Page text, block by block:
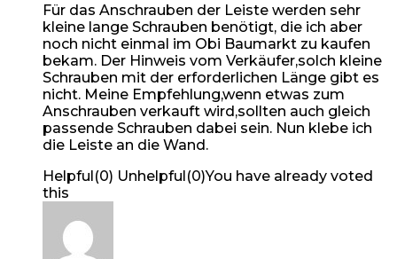
Für das Anschrauben der Leiste werden sehr
kleine lange Schrauben benötigt, die ich aber
noch nicht einmal im Obi Baumarkt zu kaufen
bekam. Der Hinweis vom Verkäufer,solch kleine
Schrauben mit der erforderlichen Länge gibt es
nicht. Meine Empfehlung,wenn etwas zum
Anschrauben verkauft wird,sollten auch gleich
passende Schrauben dabei sein. Nun klebe ich
die Leiste an die Wand.
Helpful(0) Unhelpful(0)You have already voted
this